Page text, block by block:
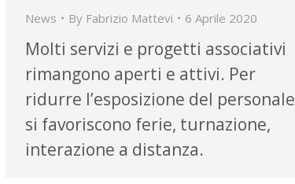
News By Fabrizio Mattevi 6 Aprile 2020
Molti servizi e progetti associativi
rimangono aperti e attivi. Per
ridurre l’esposizione del personale
si favoriscono ferie, turnazione,
interazione a distanza.